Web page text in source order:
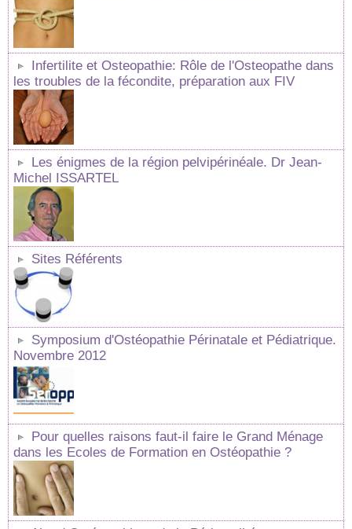
Infertilite et Osteopathie: Rôle de l'Osteopathe dans
les troubles de la fécondite, préparation aux FIV
Les énigmes de la région pelvipérinéale. Dr Jean-
Michel ISSARTEL
Sites Référents
Symposium d'Ostéopathie Périnatale et Pédiatrique.
Novembre 2012
Pour quelles raisons faut-il faire le Grand Ménage
dans les Ecoles de Formation en Ostéopathie ?